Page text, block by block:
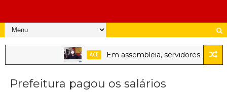
ACE Em assembleia, servidores
Prefeitura pagou os salários